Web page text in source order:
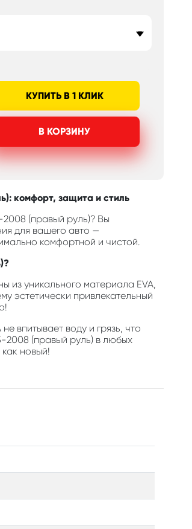
КУПИТЬ В 1 КЛИК
В КОРЗИНУ
комфорт, защита и стиль
(правый руль)? Вы
для вашего авто —
комфортной и чистой.
из уникального материала EVA,
эстетически привлекательный
впитывает воду и грязь, что
2008 (правый руль) в любых
новый!